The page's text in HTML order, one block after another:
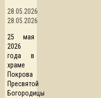
28.05.2026
28.05.2026
25 мая
2026
года в
храме
Покрова
Пресвятой
Богородицы